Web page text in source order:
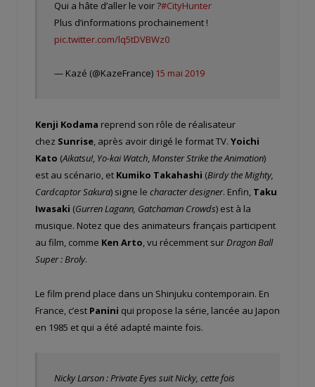
Qui a hâte d’aller le voir ?#CityHunter
Plus d’informations prochainement !
pic.twitter.com/lq5tDVBWz0
— Kazé (@KazeFrance) 15 mai 2019
Kenji Kodama reprend son rôle de réalisateur
chez Sunrise, après avoir dirigé le format TV. Yoichi
Kato (Aikatsu!, Yo-kai Watch,Monster Strike the Animation)
est au scénario, et Kumiko Takahashi (Birdy the Mighty,
Cardcaptor Sakura) signe le character designer. Enfin, Taku
Iwasaki (Gurren Lagann, Gatchaman Crowds) est à la
musique. Notez que des animateurs français participent
au film, comme Ken Arto, vu récemment surDragon Ball
Super : Broly.
Le film prend place dans un Shinjuku contemporain. En
France, c’est Panini qui propose la série, lancée au Japon
en 1985 et qui a été adapté mainte fois.
Nicky Larson : Private Eyes suit Nicky, cette fois